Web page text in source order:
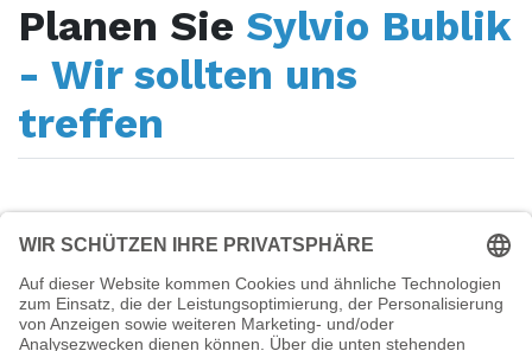
Planen Sie Sylvio Bublik
- Wir sollten uns
treffen
Sorry,Sylvio Bublikhas no availability for an appointment.
Zurück zum Terminoderkontaktieren Sie uns.